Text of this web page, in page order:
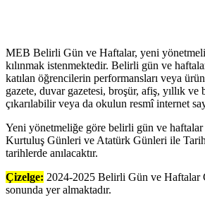
MEB Belirli Gün ve Haftalar, yeni
kılınmak istenmektedir. Belirli gün ve
katılan öğrencilerin performansları veya
gazete, duvar gazetesi, broşür, afiş, yıllık ve
çıkarılabilir veya da okulun resmî internet
Yeni yönetmeliğe göre belirli gün ve
Kurtuluş Günleri ve Atatürk Günleri ile
tarihlerde anılacaktır.
Çizelge: 2024-2025 Belirli Gün ve Haftalar
sonunda yer almaktadır.